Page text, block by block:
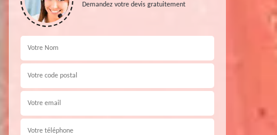
Demandez votre devis gratuitement